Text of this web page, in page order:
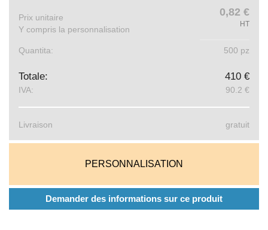
Prix ​​unitaire
Y compris la personnalisation
0,82 €
HT
Quantita: 500 pz
Totale: 410 €
IVA: 90.2 €
Livraison gratuit
PERSONNALISATION
Demander des informations sur ce produit